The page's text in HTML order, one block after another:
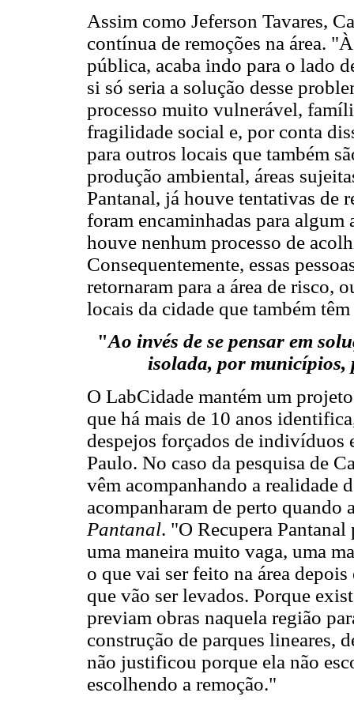
Assim como Jeferson Tavares,
contínua de remoções na área.
pública, acaba indo para o lado
si só seria a solução desse
processo muito vulnerável,
fragilidade social e, por conta
para outros locais que também
produção ambiental, áreas
Pantanal, já houve tentativas de
foram encaminhadas para
houve nenhum processo de
Consequentemente, essas
retornaram para a área de risco,
locais da cidade que também
"Ao invés de se pensar em
isolada, por municípios,
O LabCidade mantém um
que há mais de 10 anos
despejos forçados de indivíduos
Paulo. No caso da pesquisa de
vêm acompanhando a realidade
acompanharam de perto
Pantanal. "O Recupera Pantanal
uma maneira muito vaga, uma
o que vai ser feito na área
que vão ser levados. Porque
previam obras naquela região
construção de parques lineares,
não justificou porque ela não
escolhendo a remoção."